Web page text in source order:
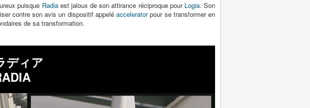
puisque Radiaest jaloux de son attirance réciproque pour Logia. Son
contre son avis un dispositif appeléacceleratorpour se transformer en
de sa transformation.
ディア